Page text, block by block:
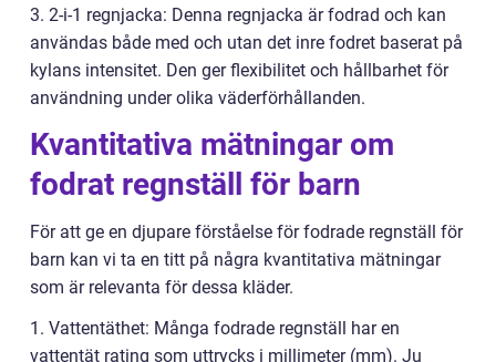
3. 2-i-1 regnjacka: Denna regnjacka är fodrad och kan
användas både med och utan det inre fodret baserat på
kylans intensitet. Den ger flexibilitet och hållbarhet för
användning under olika väderförhållanden.
Kvantitativa mätningar om
fodrat regnställ för barn
För att ge en djupare förståelse för fodrade regnställ för
barn kan vi ta en titt på några kvantitativa mätningar
som är relevanta för dessa kläder.
1. Vattentäthet: Många fodrade regnställ har en
vattentät rating som uttrycks i millimeter (mm). Ju